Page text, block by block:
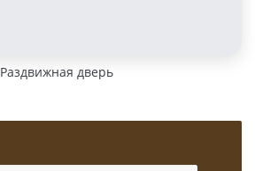
Раздвижная дверь